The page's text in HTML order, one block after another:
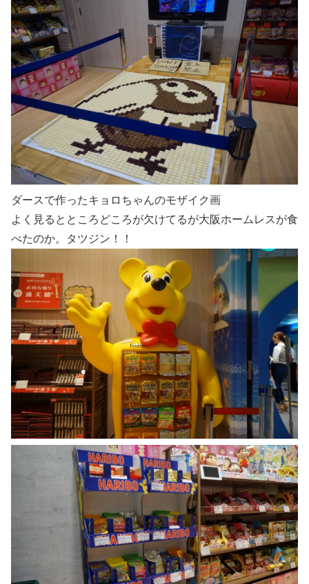
ダースで作ったキョロちゃんのモザイク画
よく見るとところどころが欠けてるが大阪ホームレスが食
べたのか。タツジン！！